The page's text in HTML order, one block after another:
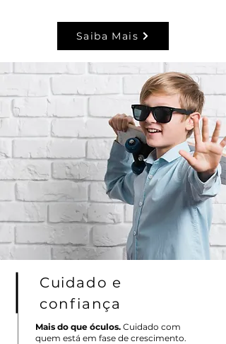
Saiba Mais
Cuidado e
confiança
Mais do que óculos. Cuidado com
quem está em fase de crescimento.